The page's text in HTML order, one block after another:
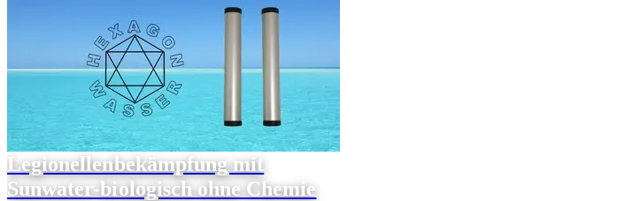
Legionellenbekämpfung mit
Sunwater-biologisch ohne Chemie